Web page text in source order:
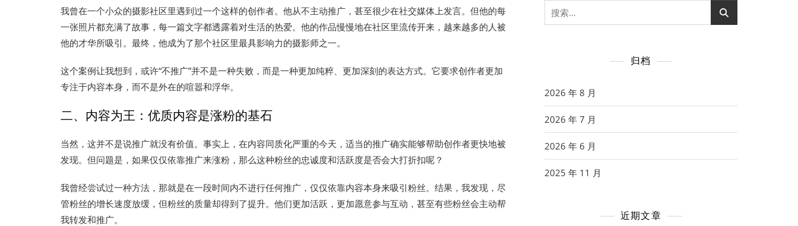
我曾在一个小众的摄影社区里遇到过一个这样的创作者。他从不主动推广，甚至很少在社交媒体上发言。但他的每
一张照片都充满了故事，每一篇文字都透露着对生活的热爱。他的作品慢慢地在社区里流传开来，越来越多的人被
他的才华所吸引。最终，他成为了那个社区里最具影响力的摄影师之一。
这个案例让我想到，或许“不推广”并不是一种失败，而是一种更加纯粹、更加深刻的表达方式。它要求创作者更加
专注于内容本身，而不是外在的喧嚣和浮华。
二、内容为王：优质内容是涨粉的基石
当然，这并不是说推广就没有价值。事实上，在内容同质化严重的今天，适当的推广确实能够帮助创作者更快地被
发现。但问题是，如果仅仅依靠推广来涨粉，那么这种粉丝的忠诚度和活跃度是否会大打折扣呢？
我曾经尝试过一种方法，那就是在一段时间内不进行任何推广，仅仅依靠内容本身来吸引粉丝。结果，我发现，尽
管粉丝的增长速度放缓，但粉丝的质量却得到了提升。他们更加活跃，更加愿意参与互动，甚至有些粉丝会主动帮
我转发和推广。
搜
索：
归档
2026 年 8 月
2026 年 7 月
2026 年 6 月
2025 年 11 月
近期文章